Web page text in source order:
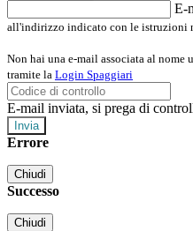
E-
all'indirizzo indicato con le istruzioni
Non hai una e-mail associata al nome
tramite la Login Spaggiari
E-mail inviata, si prega di
Errore
Chiudi
Successo
Chiudi